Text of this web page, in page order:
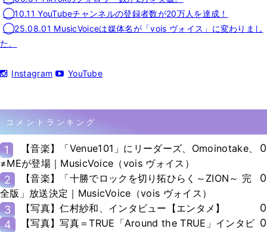
◯10.11 YouTubeチャンネルの登録者数が20万人を達成！
◯25.08.01 MusicVoiceは媒体名が「vois ヴォイス」に変わりまし
た。
Instagram YouTube
コメントランキング
1
【音楽】「Venue101」にリーダーズ、Omoinotake、
≠MEが登場｜MusicVoice（vois ヴォイス）
0
2
【音楽】「十勝でロックを切り拓ひらく～ZION～ 完
全版」放送決定｜MusicVoice（vois ヴォイス）
0
3 【写真】仁村紗和、インタビュー【エンタメ】
0
4
【写真】写真＝TRUE「Around the TRUE」インタビ 0